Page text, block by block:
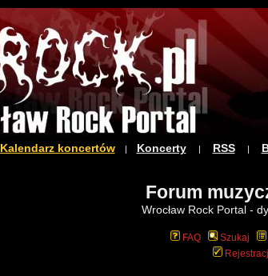
Kalendarz koncertów| Koncerty| RSS|
Forum
Wrocław Rock Portal -
FAQ Szukaj